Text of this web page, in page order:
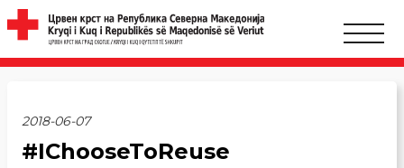
2018-06-07
#IChooseToReuse